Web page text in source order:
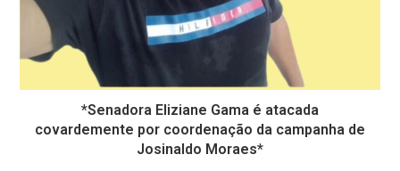
*Senadora Eliziane Gama é atacada
covardemente por coordenação da campanha de
Josinaldo Moraes*